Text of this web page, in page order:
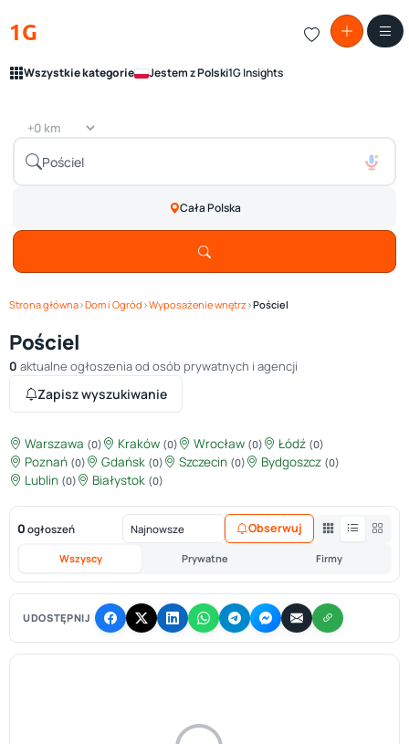
1G
Wszystkie kategorie Jestem z Polski1G Insights
Cała Polska
Strona główna›Dom i Ogród ›Wyposażenie wnętrz›Pościel
Pościel
0 aktualne ogłoszenia od osób prywatnych i agencji
Zapisz wyszukiwanie
Warszawa (0) Kraków (0) Wrocław (0) Łódź (0)
Poznań (0) Gdańsk (0) Szczecin (0) Bydgoszcz (0)
Lublin (0) Białystok (0)
0 ogłoszeń
Wszyscy Prywatne Firmy
Obserwuj
UDOSTĘPNIJ